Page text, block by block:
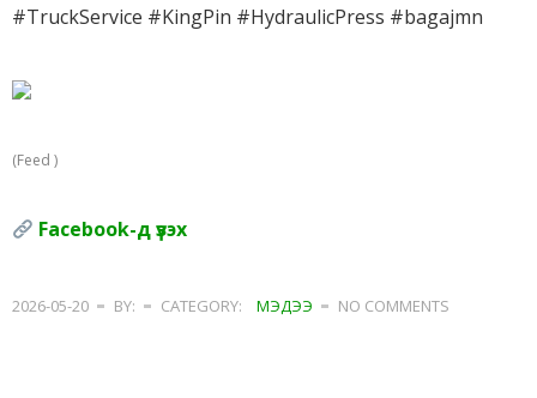
#TruckService #KingPin #HydraulicPress #bagajmn
(Feed )
Facebook-д үзэх
2026-05-20 BY: CATEGORY: МЭДЭЭ NO COMMENTS